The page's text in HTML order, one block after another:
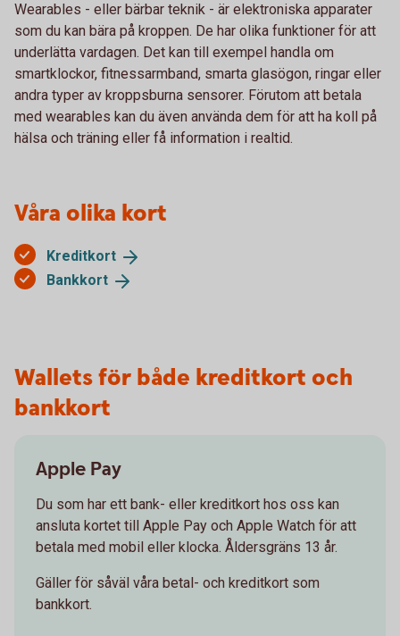
Wearables - eller bärbar teknik - är elektroniska apparater
som du kan bära på kroppen. De har olika funktioner för att
underlätta vardagen. Det kan till exempel handla om
smartklockor, fitnessarmband, smarta glasögon, ringar eller
andra typer av kroppsburna sensorer. Förutom att betala
med wearables kan du även använda dem för att ha koll på
hälsa och träning eller få information i realtid.
Våra olika kort
Kreditkort
Bankkort
Wallets för både kreditkort och
bankkort
Apple Pay
Du som har ett bank- eller kreditkort hos oss kan
ansluta kortet till Apple Pay och Apple Watch för att
betala med mobil eller klocka. Åldersgräns 13 år.
Gäller för såväl våra betal- och kreditkort som
bankkort.